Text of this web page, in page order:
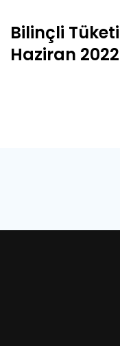
Bilinçli
Haziran 2022